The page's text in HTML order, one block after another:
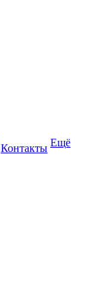
Контакты Ещё